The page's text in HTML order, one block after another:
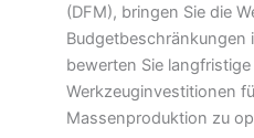
(DFM), bringen Sie die
Budgetbeschränkungen
bewerten Sie
Werkzeuginvestitionen
Massenproduktion zu